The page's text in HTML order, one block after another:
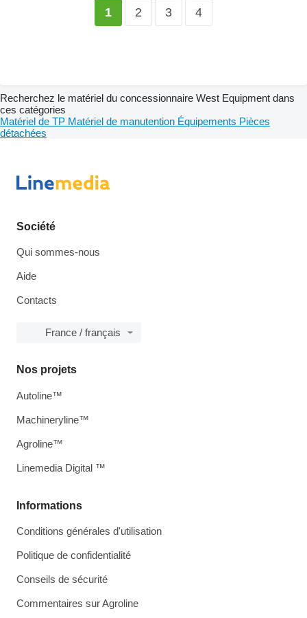
1 2 3 4
Recherchez le matériel du concessionnaire West Equipment dans
ces catégories
Matériel de TP Matériel de manutention Équipements Pièces
détachées
Société
Qui sommes-nous
Aide
Contacts
France / français
Informations
Conditions générales d'utilisation
Politique de confidentialité
Conseils de sécurité
Commentaires sur Agroline
Nos projets
Autoline™
Machineryline™
Agroline™
Linemedia Digital ™